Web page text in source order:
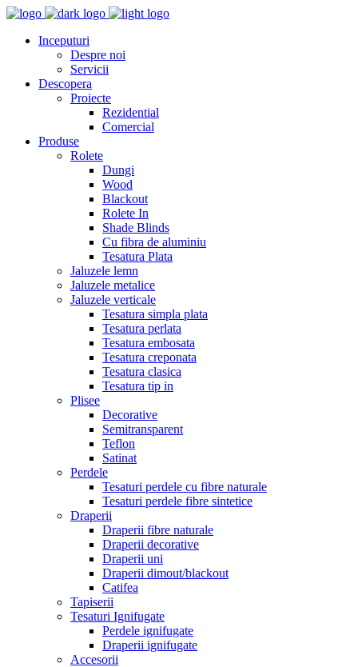
Inceputuri
Despre noi
Servicii
Descopera
Proiecte
Rezidential
Comercial
Produse
Rolete
Dungi
Wood
Blackout
Rolete In
Shade Blinds
Cu fibra de aluminiu
Tesatura Plata
Jaluzele lemn
Jaluzele metalice
Jaluzele verticale
Tesatura simpla plata
Tesatura perlata
Tesatura embosata
Tesatura creponata
Tesatura clasica
Tesatura tip in
Plisee
Decorative
Semitransparent
Teflon
Satinat
Perdele
Tesaturi perdele cu fibre naturale
Tesaturi perdele fibre sintetice
Draperii
Draperii fibre naturale
Draperii decorative
Draperii uni
Draperii dimout/blackout
Catifea
Tapiserii
Tesaturi Ignifugate
Perdele ignifugate
Draperii ignifugate
Accesorii